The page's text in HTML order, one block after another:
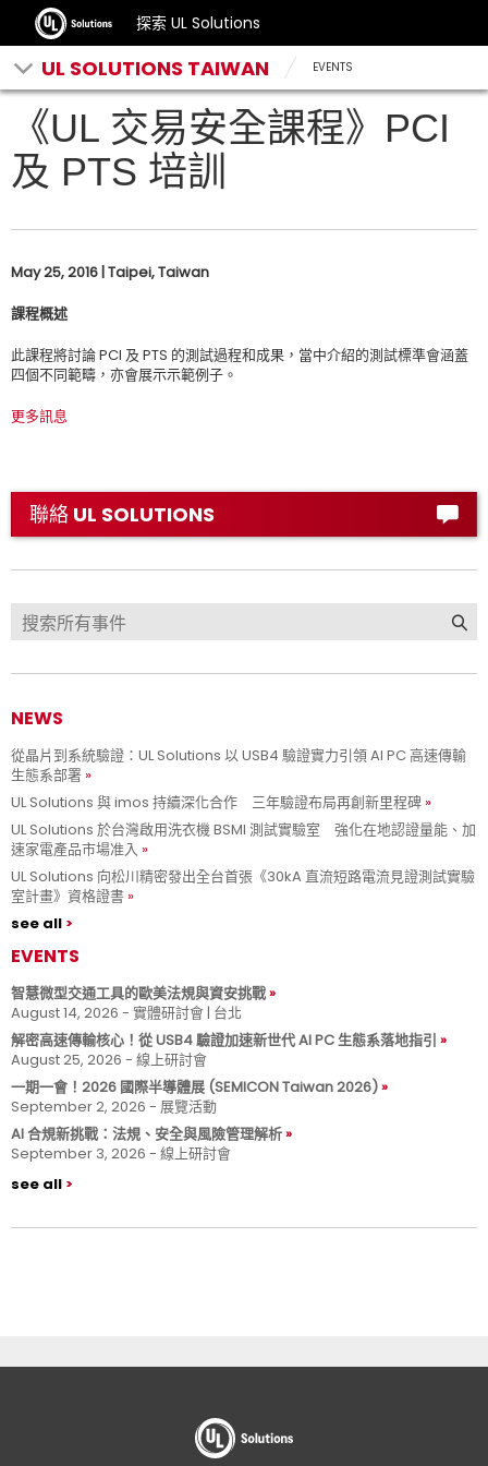
探索 UL Solutions
UL SOLUTIONS TAIWAN EVENTS
《UL 交易安全課程》PCI
及 PTS 培訓
May 25, 2016 | Taipei, Taiwan
課程概述
此課程將討論 PCI 及 PTS 的測試過程和成果，當中介紹的測試標準會涵蓋
四個不同範疇，亦會展示示範例子。
更多訊息
聯絡 UL SOLUTIONS
NEWS
從晶片到系統驗證：UL Solutions 以 USB4 驗證實力引領 AI PC 高速傳輸
生態系部署
UL Solutions 與 imos 持續深化合作 三年驗證布局再創新里程碑
UL Solutions 於台灣啟用洗衣機 BSMI 測試實驗室 強化在地認證量能、加
速家電產品市場准入
UL Solutions 向松川精密發出全台首張《30kA 直流短路電流見證測試實驗
室計畫》資格證書
see all
EVENTS
智慧微型交通工具的歐美法規與資安挑戰
August 14, 2026 - 實體研討會 | 台北
解密高速傳輸核心！從 USB4 驗證加速新世代 AI PC 生態系落地指引
August 25, 2026 - 線上研討會
一期一會！2026 國際半導體展 (SEMICON Taiwan 2026)
September 2, 2026 - 展覽活動
AI 合規新挑戰：法規、安全與風險管理解析
September 3, 2026 - 線上研討會
see all